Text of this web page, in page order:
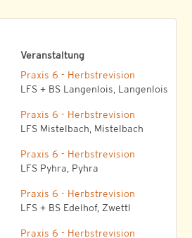
Veranstaltung
Praxis 6 - Herbstrevision
LFS + BS Langenlois, Langenlois
Praxis 6 - Herbstrevision
LFS Mistelbach, Mistelbach
Praxis 6 - Herbstrevision
LFS Pyhra, Pyhra
Praxis 6 - Herbstrevision
LFS + BS Edelhof, Zwettl
Praxis 6 - Herbstrevision